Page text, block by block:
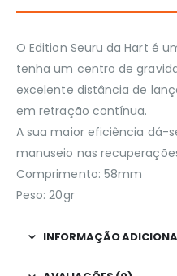
O Edition Seuru da Hart é
tenha um centro de
excelente distância de
em retração contínua.
A sua maior eficiência dá-
manuseio nas
Comprimento: 58mm
Peso: 20gr
INFORMAÇÃO